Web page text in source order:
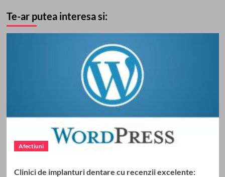
Te-ar putea interesa si:
Afectiuni
Clinici de implanturi dentare cu recenzii excelente: